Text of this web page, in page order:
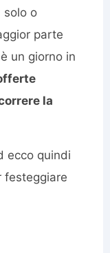
solo o
parte
un giorno in
la
ecco quindi
festeggiare